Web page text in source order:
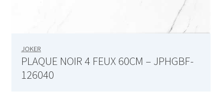
Content Elements
JOKER
PLAQUE NOIR 4 FEUX 60CM – JPHGBF-
126040